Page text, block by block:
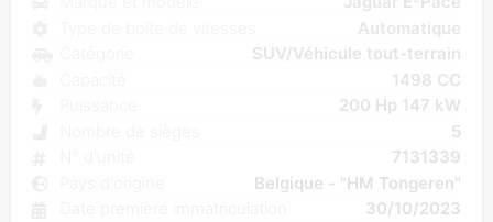
Automatique
SUV/Véhicule tout-terrain
1498 CC
200 Hp 147 kW
5
7131339
Belgique - "HM Tongeren"
30/10/2023